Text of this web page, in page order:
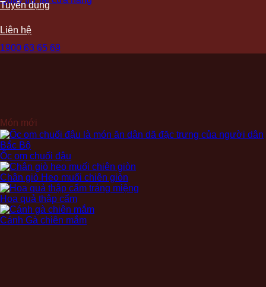
Tuyển dụng
Liên hệ
1900 63 65 69
Món mới
Ốc om chuối đậu
Chân giò Heo muối chiên giòn
Hoa quả thập cẩm
Cánh Gà chiên mắm